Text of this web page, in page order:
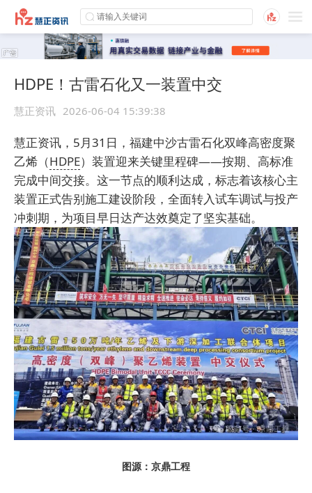
HDPE！古雷石化又一装置中交
慧正资讯 2026-06-04 15:39:38
慧正资讯，5月31日，福建中沙古雷石化双峰高密度聚
乙烯（HDPE）装置迎来关键里程碑——按期、高标准
完成中间交接。这一节点的顺利达成，标志着该核心主
装置正式告别施工建设阶段，全面转入试车调试与投产
冲刺期，为项目早日达产达效奠定了坚实基础。
图源：京鼎工程